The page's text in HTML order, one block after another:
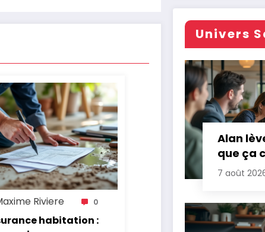
Riviere 0
habitation :
Univers
Alan
que ça
7 août